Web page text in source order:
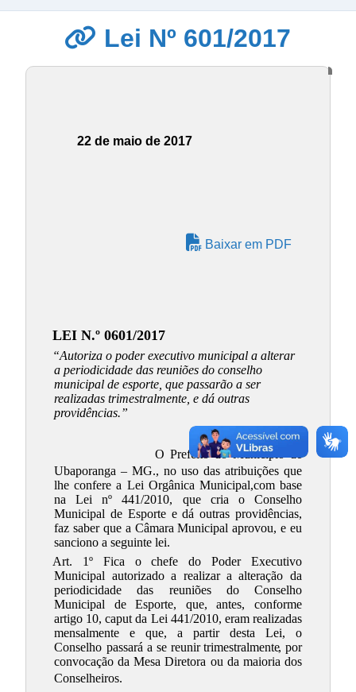
Lei Nº 601/2017
22 de maio de 2017
Baixar em PDF
LEI N.º 0601/2017
“Autoriza o poder executivo municipal a alterar
a periodicidade das reuniões do conselho
municipal de esporte, que passarão a ser
realizadas trimestralmente, e dá outras
providências.”
O Prefeito do Município de
Ubaporanga – MG., no uso das atribuições que
lhe confere a Lei Orgânica Municipal,com base
na Lei nº 441/2010, que cria o Conselho
Municipal de Esporte e dá outras providências,
faz saber que a Câmara Municipal aprovou, e eu
sanciono a seguinte lei.
Art. 1º Fica o chefe do Poder Executivo
Municipal autorizado a realizar a alteração da
periodicidade das reuniões do Conselho
Municipal de Esporte, que, antes, conforme
artigo 10, caput da Lei 441/2010, eram realizadas
mensalmente e que, a partir desta Lei, o
Conselho passará a se reunirtrimestralmente, por
convocação da Mesa Diretora ou da maioria dos
Conselheiros.